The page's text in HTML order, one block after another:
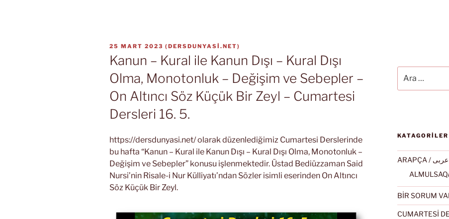
YAYIM
TARIHI
25 MART 2023 (DERSDUNYASI.NET)
Kanun – Kural ile Kanun Dışı – Kural Dışı
Olma, Monotonluk – Değişim ve Sebepler –
On Altıncı Söz Küçük Bir Zeyl – Cumartesi
Dersleri 16. 5.
https://dersdunyasi.net/ olarak düzenlediğimiz Cumartesi Derslerinde
bu hafta “Kanun – Kural ile Kanun Dışı – Kural Dışı Olma, Monotonluk –
Değişim ve Sebepler” konusu işlenmektedir. Üstad Bediüzzaman Said
Nursi’nin Risale-i Nur Külliyatı’ndan Sözler isimli eserinden On Altıncı
Söz Küçük Bir Zeyl.
KATAGORİLER
ARAPÇA / عربى
BİR SORUM
CUMARTESİ